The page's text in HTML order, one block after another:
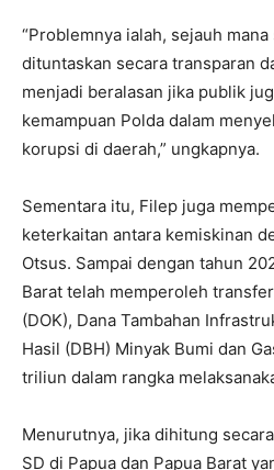
“Problemnya ialah, sejauh
dituntaskan secara transparan
menjadi beralasan jika publik
kemampuan Polda dalam
korupsi di daerah,” ungkapnya.
Sementara itu, Filep juga
keterkaitan antara kemiskinan
Otsus. Sampai dengan tahun
Barat telah memperoleh
(DOK), Dana Tambahan
Hasil (DBH) Minyak Bumi dan
triliun dalam rangka
Menurutnya, jika dihitung
SD di Papua dan Papua Barat